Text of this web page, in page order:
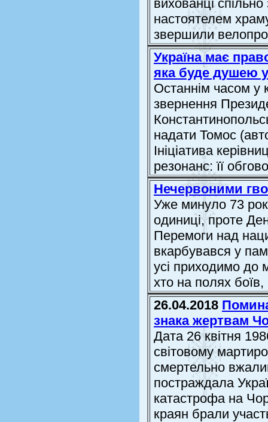
вихованці
настоятелем
звершили
Україна має
яка буде душею
Останнім часом у
звернення
надати Томос
Ініціатива
резонанс: її
Нечервоними
Уже минуло 73
одиниці, проте
Перемоги над
вкарбувався у
усі приходимо до
хто на полях
26.04.2018
знака жертвам
Дата 26 квітня
світовому
смертельно
постраждала
катастрофа на
краян брали